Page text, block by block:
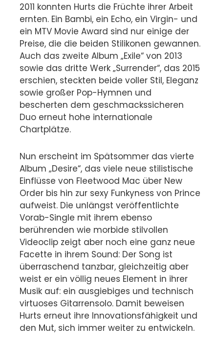
2011 konnten Hurts die Früchte ihrer Arbeit
ernten. Ein Bambi, ein Echo, ein Virgin- und
ein MTV Movie Award sind nur einige der
Preise, die die beiden Stilikonen gewannen.
Auch das zweite Album „Exile“ von 2013
sowie das dritte Werk „Surrender“, das 2015
erschien, steckten beide voller Stil, Eleganz
sowie großer Pop-Hymnen und
bescherten dem geschmackssicheren
Duo erneut hohe internationale
Chartplätze.
Nun erscheint im Spätsommer das vierte
Album „Desire“, das viele neue stilistische
Einflüsse von Fleetwood Mac über New
Order bis hin zur sexy Funkyness von Prince
aufweist. Die unlängst veröffentlichte
Vorab-Single mit ihrem ebenso
berührenden wie morbide stilvollen
Videoclip zeigt aber noch eine ganz neue
Facette in ihrem Sound: Der Song ist
überraschend tanzbar, gleichzeitig aber
weist er ein völlig neues Element in ihrer
Musik auf: ein ausgiebiges und technisch
virtuoses Gitarrensolo. Damit beweisen
Hurts erneut ihre Innovationsfähigkeit und
den Mut, sich immer weiter zu entwickeln.